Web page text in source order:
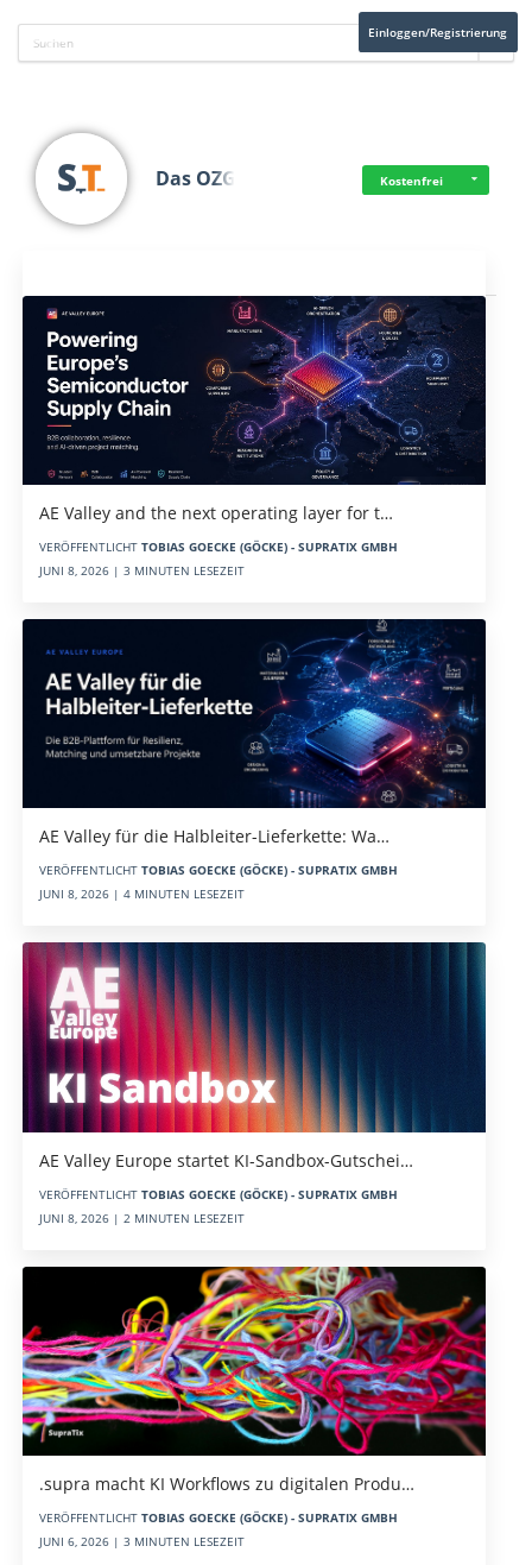
Einloggen/Registrierung
Das OZG Kostenfrei
AE Valley and the next operating layer for t…
VERÖFFENTLICHT TOBIAS GOECKE (GÖCKE) - SUPRATIX GMBH
JUNI 8, 2026 | 3 MINUTEN LESEZEIT
AE Valley für die Halbleiter-Lieferkette: Wa…
VERÖFFENTLICHT TOBIAS GOECKE (GÖCKE) - SUPRATIX GMBH
JUNI 8, 2026 | 4 MINUTEN LESEZEIT
AE Valley Europe startet KI-Sandbox-Gutschei…
VERÖFFENTLICHT TOBIAS GOECKE (GÖCKE) - SUPRATIX GMBH
JUNI 8, 2026 | 2 MINUTEN LESEZEIT
.supra macht KI Workflows zu digitalen Produ…
VERÖFFENTLICHT TOBIAS GOECKE (GÖCKE) - SUPRATIX GMBH
JUNI 6, 2026 | 3 MINUTEN LESEZEIT